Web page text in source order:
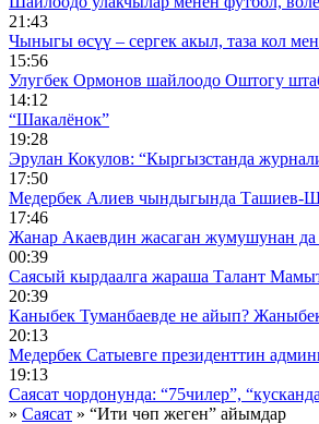
21:43
Чыныгы өсүү – сергек акыл, таза кол
15:56
Улугбек Ормонов шайлоодо Оштогу
14:12
“Шакалёнок”
19:28
Эрулан Кокулов: “Кыргызстанда
17:50
Медербек Алиев чындыгында Ташиев-
17:46
Жанар Акаевдин жасаган жумушунан
00:39
Саясый кырдаалга жараша Талант
20:39
Каныбек Туманбаевде не айып?
20:13
Медербек Сатыевге президенттин
19:13
Саясат чордонунда: “75чилер”,
» Саясат » “Ити чөп жеген” айымдар